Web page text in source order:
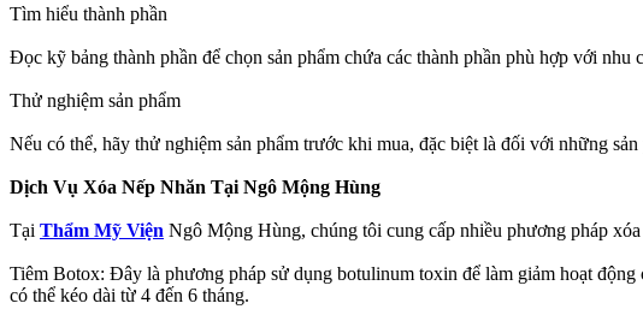
Tìm hiểu thành phần
Đọc kỹ bảng thành phần để chọn sản phẩm chứa các thành phần phù hợp với
Thử nghiệm sản phẩm
Nếu có thể, hãy thử nghiệm sản phẩm trước khi mua, đặc biệt là đối với những
Dịch Vụ Xóa Nếp Nhăn Tại Ngô Mộng Hùng
Tại Thẩm Mỹ Viện Ngô Mộng Hùng, chúng tôi cung cấp nhiều phương pháp
Tiêm Botox: Đây là phương pháp sử dụng botulinum toxin để làm giảm hoạt động
có thể kéo dài từ 4 đến 6 tháng.